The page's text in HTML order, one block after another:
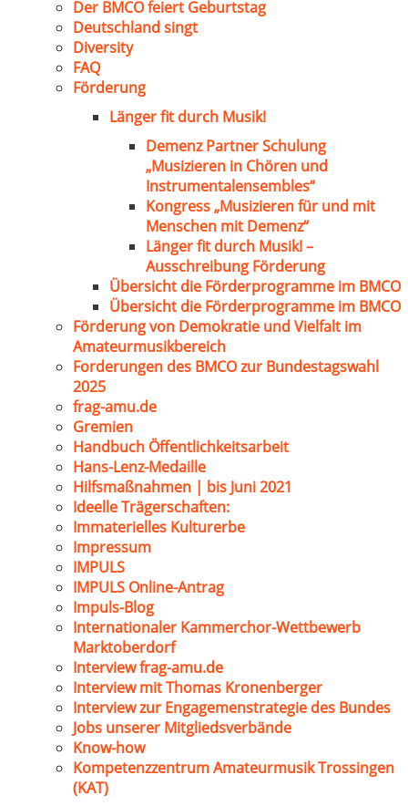
Der BMCO feiert Geburtstag
Deutschland singt
Diversity
FAQ
Förderung
Länger fit durch Musik!
Demenz Partner Schulung
„Musizieren in Chören und
Instrumentalensembles“
Kongress „Musizieren für und mit
Menschen mit Demenz“
Länger fit durch Musik! –
Ausschreibung Förderung
Übersicht die Förderprogramme im BMCO
Übersicht die Förderprogramme im BMCO
Förderung von Demokratie und Vielfalt im
Amateurmusikbereich
Forderungen des BMCO zur Bundestagswahl
2025
frag-amu.de
Gremien
Handbuch Öffentlichkeitsarbeit
Hans-Lenz-Medaille
Hilfsmaßnahmen | bis Juni 2021
Ideelle Trägerschaften:
Immaterielles Kulturerbe
Impressum
IMPULS
IMPULS Online-Antrag
Impuls-Blog
Internationaler Kammerchor-Wettbewerb
Marktoberdorf
Interview frag-amu.de
Interview mit Thomas Kronenberger
Interview zur Engagemenstrategie des Bundes
Jobs unserer Mitgliedsverbände
Know-how
Kompetenzzentrum Amateurmusik Trossingen
(KAT)